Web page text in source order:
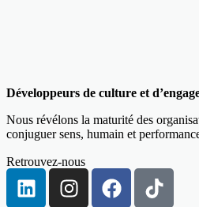
Développeurs de culture et
Nous révélons la maturité des
conjuguer sens, humain et
Retrouvez-nous